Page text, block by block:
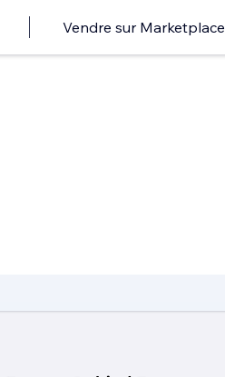
Vendre sur Marketplace